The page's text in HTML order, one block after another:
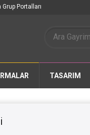
Portalları
TASARIM